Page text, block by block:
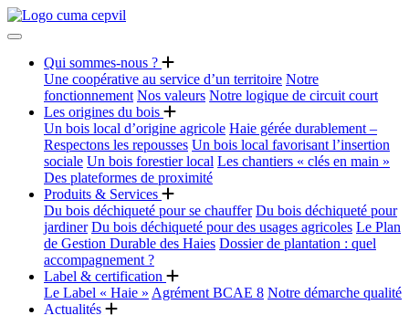
Qui sommes-nous ?
Une coopérative au service d’un territoire Notre
fonctionnement Nos valeurs Notre logique de circuit court
Les origines du bois
Un bois local d’origine agricole Haie gérée durablement –
Respectons les repousses Un bois local favorisant l’insertion
sociale Un bois forestier local Les chantiers « clés en main »
Des plateformes de proximité
Produits & Services
Du bois déchiqueté pour se chauffer Du bois déchiqueté pour
jardiner Du bois déchiqueté pour des usages agricoles Le Plan
de Gestion Durable des Haies Dossier de plantation : quel
accompagnement ?
Label & certification
Le Label « Haie » Agrément BCAE 8 Notre démarche qualité
Actualités